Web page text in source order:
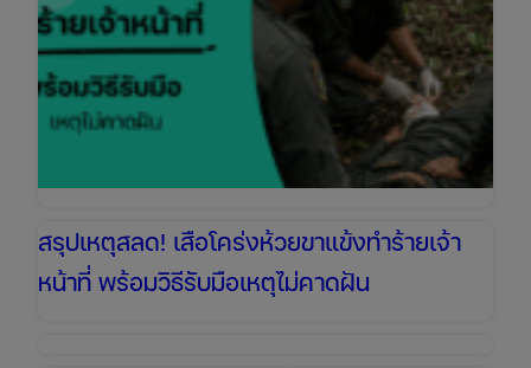
ได้
ไหม?
วิธี
ประกัน
สรุปเหตุสลด! เสือโคร่งห้วยขาแข้งทำร้ายเจ้า
หน้าที่ พร้อมวิธีรับมือเหตุไม่คาดฝัน